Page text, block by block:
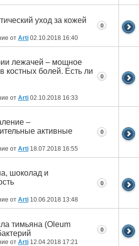
уход за кожей
от Arti 02.10.2018 16:40
0
лежачей – мощное
костных болей. Есть ли
от Arti 02.10.2018 16:33
0
–
активные
от Arti 18.07.2018 16:55
0
шоколад и
от Arti 10.06.2018 13:48
0
тимьяна (Oleum
от Arti 12.04.2018 17:21
0